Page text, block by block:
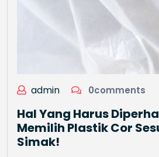
admin 0comments
Hal Yang Harus
Memilih Plastik Cor
Simak!